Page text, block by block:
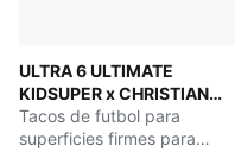
ULTRA 6 ULTIMATE
KIDSUPER x CHRISTIAN
PULISIC
Tacos de futbol para
superficies firmes para